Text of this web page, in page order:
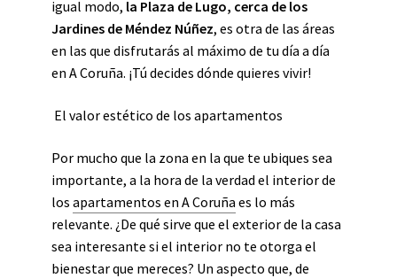
igual modo, la Plaza de Lugo, cerca de los
Jardines de Méndez Núñez, es otra de las áreas
en las que disfrutarás al máximo de tu día a día
en A Coruña. ¡Tú decides dónde quieres vivir!
El valor estético de los apartamentos
Por mucho que la zona en la que te ubiques sea
importante, a la hora de la verdad el interior de
los apartamentos en A Coruña es lo más
relevante. ¿De qué sirve que el exterior de la casa
sea interesante si el interior no te otorga el
bienestar que mereces? Un aspecto que, de